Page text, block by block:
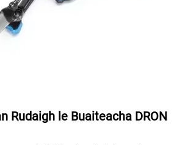
Rudaigh le Buaiteacha DRON